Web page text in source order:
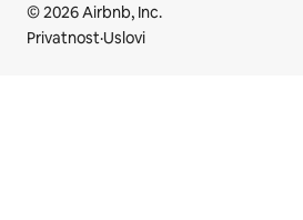
© 2026 Airbnb, Inc.
Privatnost·Uslovi